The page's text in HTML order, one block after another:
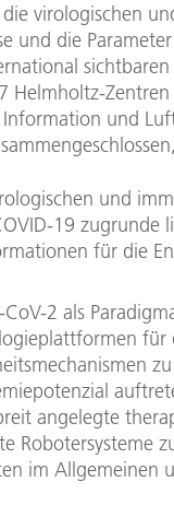
virologischen
und die
Helmholtz-
und
und
19 zugrunde
für die
2 als
angelegte
Robotersysteme
im Allgemeinen